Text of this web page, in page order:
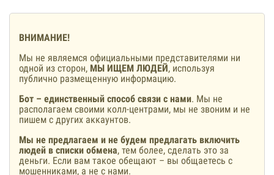
ВНИМАНИЕ!
Мы не являемся официальными представителями ни
одной из сторон, МЫ ИЩЕМ ЛЮДЕЙ, используя
публично размещенную информацию.
Бот – единственный способ связи с нами. Мы не
располагаем своими колл-центрами, мы не звоним и не
пишем с других аккаунтов.
Мы не предлагаем и не будем предлагать включить
людей в списки обмена, тем более, сделать это за
деньги. Если вам такое обещают – вы общаетесь с
мошенниками, а не с нами.